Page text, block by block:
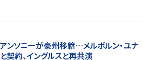
ンソニーが豪州移籍…メルボルン・ユナ
契約、イングルスと再共演